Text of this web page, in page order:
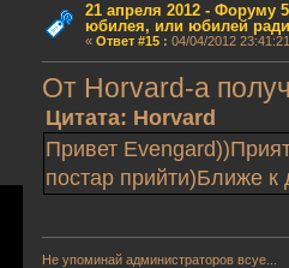
21 апреля 2012 - Форуму
юбилея, или юбилей
« Ответ #15: 04/04/2012
От Horvard-а
Цитата: Horvard
Привет
постар прийти)Ближе
Не упоминай администраторов всуе...